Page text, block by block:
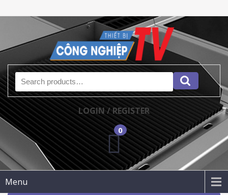
Search for:
LOGIN / REGISTER
0
Menu